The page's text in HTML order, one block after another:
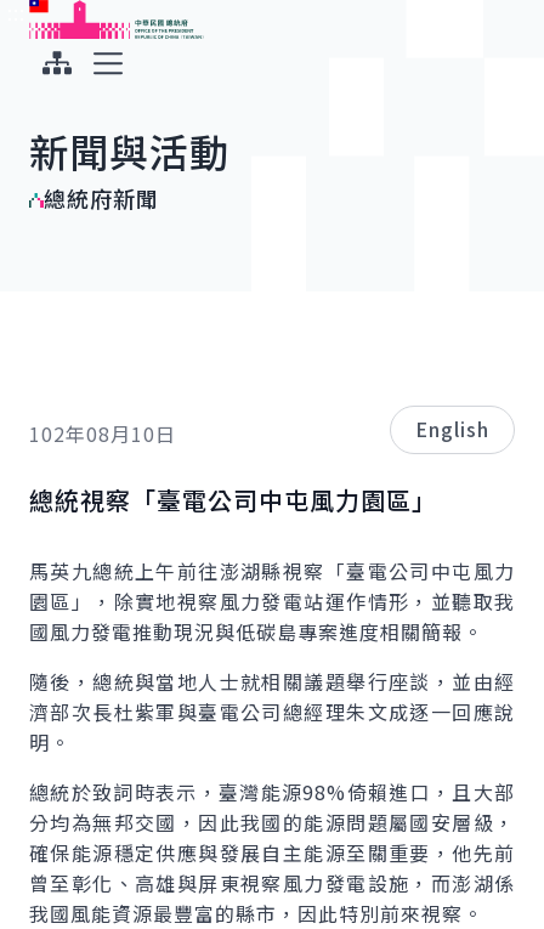
跳到主要內容
中華民國總統府
新聞與活動
總統府新聞
102年08月10日 English
總統視察「臺電公司中屯風力園區」
馬英九總統上午前往澎湖縣視察「臺電公司中屯風力
園區」，除實地視察風力發電站運作情形，並聽取我
國風力發電推動現況與低碳島專案進度相關簡報。
隨後，總統與當地人士就相關議題舉行座談，並由經
濟部次長杜紫軍與臺電公司總經理朱文成逐一回應說
明。
總統於致詞時表示，臺灣能源98%倚賴進口，且大部
分均為無邦交國，因此我國的能源問題屬國安層級，
確保能源穩定供應與發展自主能源至關重要，他先前
曾至彰化、高雄與屏東視察風力發電設施，而澎湖係
我國風能資源最豐富的縣市，因此特別前來視察。